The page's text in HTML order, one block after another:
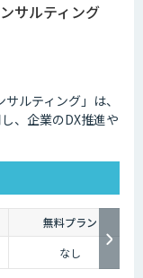
す。
ですが、意味解析や文
が難しく、自動翻訳を
訳サイトや、Appleの
技術は使われていま
ています。大量のデー
」の技術が進歩したこ
サルティング
ルティング」は、
、企業のDX推進や
無料プラン
なし